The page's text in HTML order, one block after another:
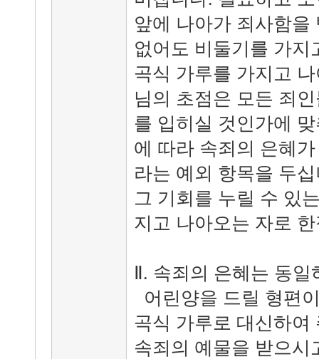
앞에 나아가 죄사함을
없어도 비둘기를 가지
곡식 가루를 가지고
님의 초점은 모든 죄
를 입히실 것인가에
에 따라 속죄의 은혜
라는 예외 항목을 두
그 기회를 누릴 수 있
지고 나아오는 자로
Ⅱ. 속죄의 은혜는 동일
어린양을 드릴 형편
곡식 가루로 대신하여
속죄의 예물을 받으시